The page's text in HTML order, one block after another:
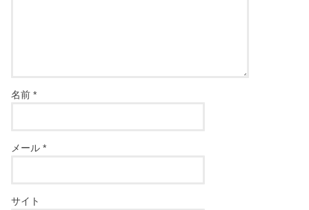
名前*
メール*
サイト